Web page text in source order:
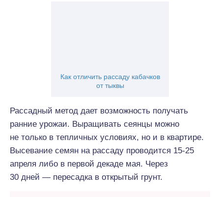
Как отличить рассаду кабачков
от тыквы
Рассадный метод дает возможность получать
ранние урожаи. Выращивать сеянцы можно
не только в тепличных условиях, но и в квартире.
Высевание семян на рассаду проводится 15-25
апреля либо в первой декаде мая. Через
30 дней — пересадка в открытый грунт.